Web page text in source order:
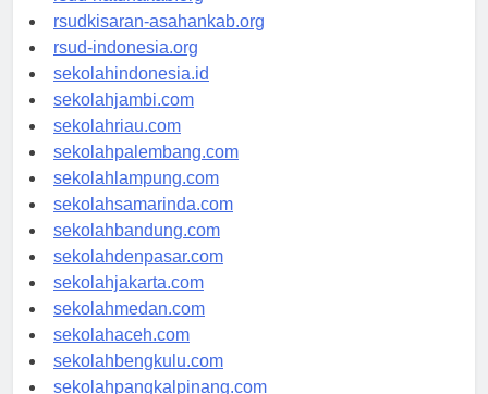
rsud-natunakab.org
rsudkisaran-asahankab.org
rsud-indonesia.org
sekolahindonesia.id
sekolahjambi.com
sekolahriau.com
sekolahpalembang.com
sekolahlampung.com
sekolahsamarinda.com
sekolahbandung.com
sekolahdenpasar.com
sekolahjakarta.com
sekolahmedan.com
sekolahaceh.com
sekolahbengkulu.com